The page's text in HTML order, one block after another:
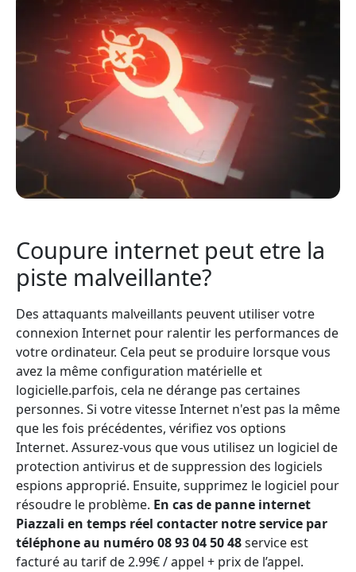
Coupure internet peut etre la
piste malveillante?
Des attaquants malveillants peuvent utiliser votre
connexion Internet pour ralentir les performances de
votre ordinateur. Cela peut se produire lorsque vous
avez la même configuration matérielle et
logicielle.parfois, cela ne dérange pas certaines
personnes. Si votre vitesse Internet n'est pas la même
que les fois précédentes, vérifiez vos options
Internet. Assurez-vous que vous utilisez un logiciel de
protection antivirus et de suppression des logiciels
espions approprié. Ensuite, supprimez le logiciel pour
résoudre le problème. En cas de panne internet
Piazzali en temps réel contacter notre service par
téléphone au numéro 08 93 04 50 48service est
facturé au tarif de 2.99€ / appel + prix de l’appel.